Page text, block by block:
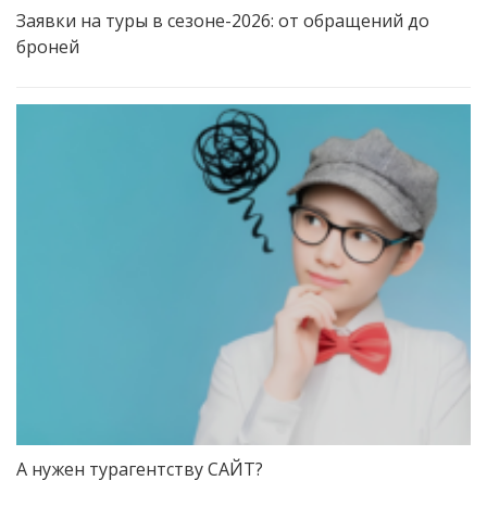
Заявки на туры в сезоне-2026: от обращений до
броней
А нужен турагентству САЙТ?